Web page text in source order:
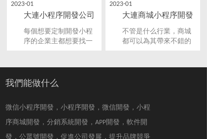
速、方便地預約家政服
務，提高用戶的生活質
量和幸福感。
簽到、抵扣、兌換贈品
等方式養成用戶的消費
習慣，促進消費次數，
有效提高商家的銷量。
2023-01
大連小程序開發公司
實力哪家好？
每個想要定制開發小程
序的企業主都想要找一
公司的時候改從哪些方
2023-01
大連商城小程序開發
有什么優勢
不管是什么行業，商城
都可以為其帶來不錯的
新鮮的平臺，并且功能
強大。
我們能做什么
微信小程序開發，小程序開發，微信開發，小程
序商城開發，分銷系統開發，APP開發，軟件開
發，公眾號開發，促進公司發展，提升品牌競爭